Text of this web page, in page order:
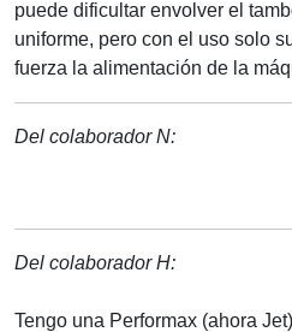
puede dificultar envolver el
uniforme, pero con el uso solo
fuerza la alimentación de la
Del colaborador N:
Del colaborador H:
Tengo una Performax (ahora